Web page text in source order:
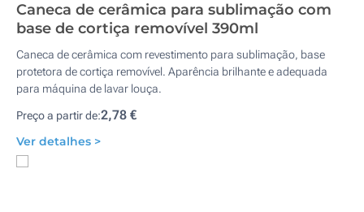
Caneca de cerâmica para sublimação com
base de cortiça removível 390ml
Caneca de cerâmica com revestimento para sublimação, base
protetora de cortiça removível. Aparência brilhante e adequada
para máquina de lavar louça.
Preço a partir de:2,78 €
Ver detalhes >